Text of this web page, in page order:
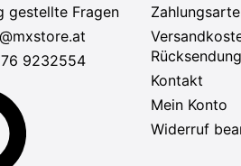
gestellte Fragen
9232554
Kontakt
Mein Konto
Widerruf